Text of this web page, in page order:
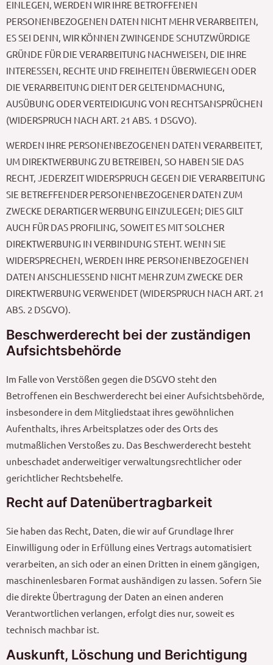
EINLEGEN, WERDEN WIR IHRE BETROFFENEN
PERSONENBEZOGENEN DATEN NICHT MEHR VERARBEITEN,
ES SEI DENN, WIR KÖNNEN ZWINGENDE SCHUTZWÜRDIGE
GRÜNDE FÜR DIE VERARBEITUNG NACHWEISEN, DIE IHRE
INTERESSEN, RECHTE UND FREIHEITEN ÜBERWIEGEN ODER
DIE VERARBEITUNG DIENT DER GELTENDMACHUNG,
AUSÜBUNG ODER VERTEIDIGUNG VON RECHTSANSPRÜCHEN
(WIDERSPRUCH NACH ART. 21 ABS. 1 DSGVO).
WERDEN IHRE PERSONENBEZOGENEN DATEN VERARBEITET,
UM DIREKTWERBUNG ZU BETREIBEN, SO HABEN SIE DAS
RECHT, JEDERZEIT WIDERSPRUCH GEGEN DIE VERARBEITUNG
SIE BETREFFENDER PERSONENBEZOGENER DATEN ZUM
ZWECKE DERARTIGER WERBUNG EINZULEGEN; DIES GILT
AUCH FÜR DAS PROFILING, SOWEIT ES MIT SOLCHER
DIREKTWERBUNG IN VERBINDUNG STEHT. WENN SIE
WIDERSPRECHEN, WERDEN IHRE PERSONENBEZOGENEN
DATEN ANSCHLIESSEND NICHT MEHR ZUM ZWECKE DER
DIREKTWERBUNG VERWENDET (WIDERSPRUCH NACH ART. 21
ABS. 2 DSGVO).
Beschwerde­recht bei der zuständigen
Aufsichts­behörde
Im Falle von Verstößen gegen die DSGVO steht den
Betroffenen ein Beschwerderecht bei einer Aufsichtsbehörde,
insbesondere in dem Mitgliedstaat ihres gewöhnlichen
Aufenthalts, ihres Arbeitsplatzes oder des Orts des
mutmaßlichen Verstoßes zu. Das Beschwerderecht besteht
unbeschadet anderweitiger verwaltungsrechtlicher oder
gerichtlicher Rechtsbehelfe.
Recht auf Daten­übertrag­barkeit
Sie haben das Recht, Daten, die wir auf Grundlage Ihrer
Einwilligung oder in Erfüllung eines Vertrags automatisiert
verarbeiten, an sich oder an einen Dritten in einem gängigen,
maschinenlesbaren Format aushändigen zu lassen. Sofern Sie
die direkte Übertragung der Daten an einen anderen
Verantwortlichen verlangen, erfolgt dies nur, soweit es
technisch machbar ist.
Auskunft, Löschung und Berichtigung